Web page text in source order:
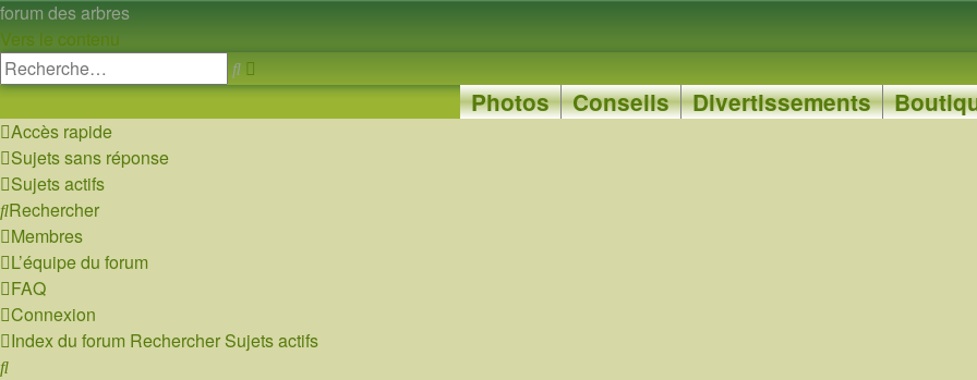
forum des arbres
Vers le contenu
Rechercher
avancée
Photos Conseils Divertissements
Accès rapide
Sujets sans réponse
Sujets actifs
Rechercher
Membres
L’équipe du forum
FAQ
Connexion
Index du forum Rechercher Sujets actifs
Rechercher